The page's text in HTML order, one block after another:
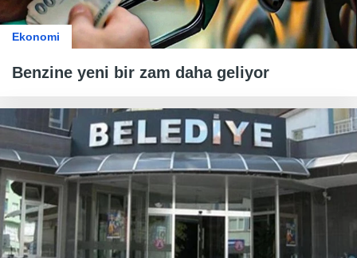
Ekonomi
Benzine yeni bir zam daha geliyor